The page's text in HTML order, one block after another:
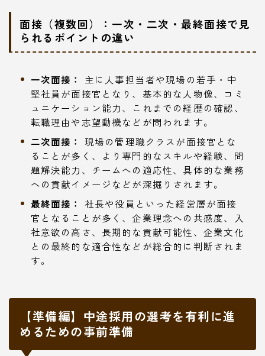
面接（複数回）：一次・二次・最終面接で見
られるポイントの違い
一次面接：
主に人事担当者や現場の若手・中
堅社員が面接官となり、基本的な人物像、コミ
ュニケーション能力、これまでの経歴の確認、
転職理由や志望動機などが問われます。
二次面接：
現場の管理職クラスが面接官とな
ることが多く、より専門的なスキルや経験、問
題解決能力、チームへの適応性、具体的な業務
への貢献イメージなどが深掘りされます。
最終面接：
社長や役員といった経営層が面接
官となることが多く、企業理念への共感度、入
社意欲の高さ、長期的な貢献可能性、企業文化
との最終的な適合性などが総合的に判断されま
す。
【準備編】中途採用の選考を有利に進
めるための事前準備